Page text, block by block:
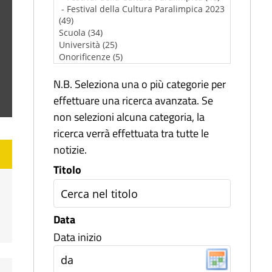
N.B. Seleziona una o più categorie per
effettuare una ricerca avanzata. Se
non selezioni alcuna categoria, la
ricerca verrà effettuata tra tutte le
notizie.
Titolo
Data
Data inizio